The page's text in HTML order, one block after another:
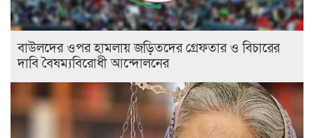
বাউলদের ওপর হামলায় জড়িতদের গ্রেফতার ও বিচারের
দাবি বৈষম্যবিরোধী আন্দোলনের